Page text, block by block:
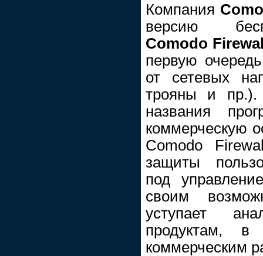
Компания
версию
Comodo
первую
от сетевых
трояны и пр.).
названия
коммерческую
Comodo
защиты
под
своим
уступает
продуктам,
коммерческим